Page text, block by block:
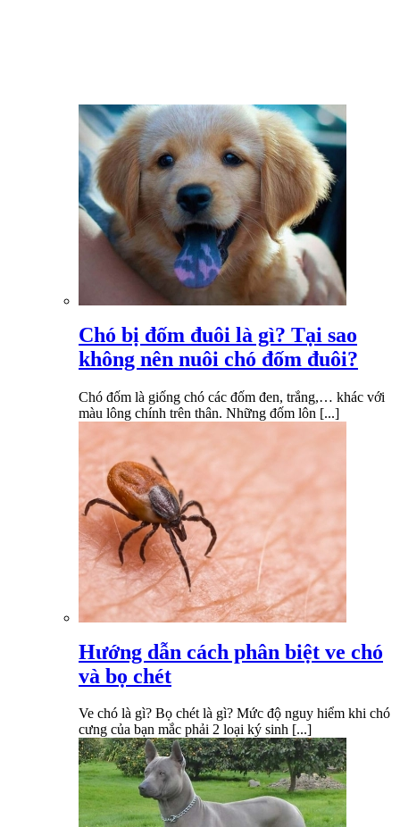
Chó bị đốm đuôi là gì? Tại sao
không nên nuôi chó đốm đuôi?
Chó đốm là giống chó các đốm đen, trắng,… khác với
màu lông chính trên thân. Những đốm lôn [...]
Hướng dẫn cách phân biệt ve chó
và bọ chét
Ve chó là gì? Bọ chét là gì? Mức độ nguy hiểm khi chó
cưng của bạn mắc phải 2 loại ký sinh [...]